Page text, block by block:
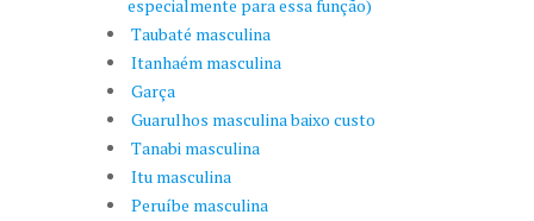
especialmente para essa função)
Taubaté masculina
Itanhaém masculina
Garça
Guarulhos masculina baixo custo
Tanabi masculina
Itu masculina
Peruíbe masculina